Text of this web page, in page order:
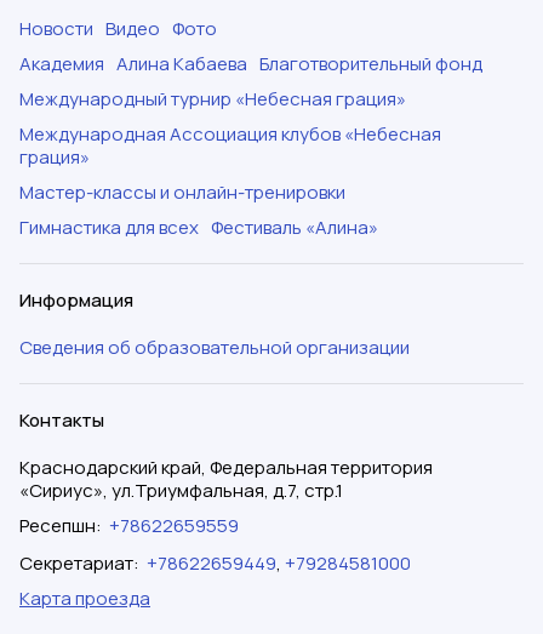
Новости Видео Фото
Академия Алина Кабаева Благотворительный фонд
Международный турнир «Небесная грация»
Международная Ассоциация клубов «Небесная
грация»
Мастер-классы и онлайн-тренировки
Гимнастика для всех Фестиваль «Алина»
Информация
Сведения об образовательной организации
Контакты
Краснодарский край, Федеральная территория
«Сириус», ул.Триумфальная, д.7, стр.1
Ресепшн: +78622659559
Секретариат: +78622659449, +79284581000
Карта проезда